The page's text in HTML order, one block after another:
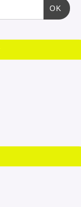
OK